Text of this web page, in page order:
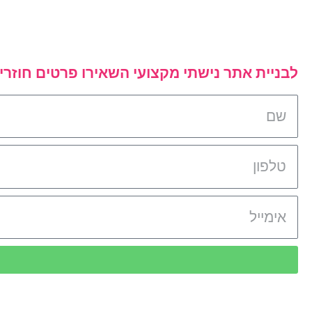
לבניית אתר נישתי מקצועי השאירו פרטים